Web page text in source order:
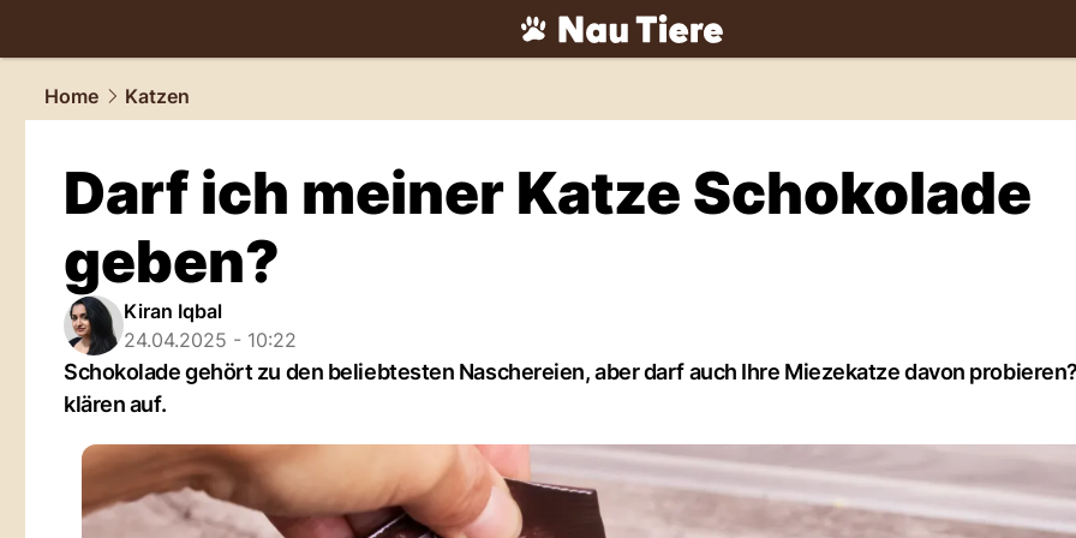
tiere.NAU.ch
Home
Katzen
Darf ich meiner Katze Schokolade
geben?
Kiran Iqbal
24.04.2025 - 10:22
Schokolade gehört zu den beliebtesten Naschereien, aber darf auch Ihre Miezekatze davon
klären auf.